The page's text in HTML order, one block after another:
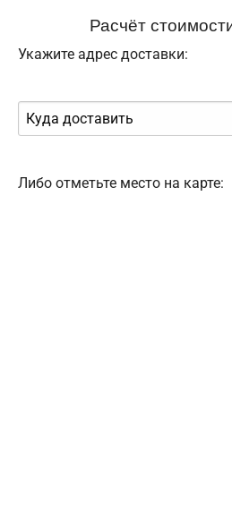
Расчёт
Укажите адрес доставки:
Либо отметьте место на карте: